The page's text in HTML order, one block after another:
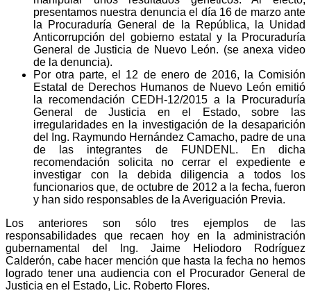
presentamos nuestra denuncia el día 16 de marzo ante
la Procuraduría General de la República, la Unidad
Anticorrupción del gobierno estatal y la Procuraduría
General de Justicia de Nuevo León. (se anexa video
de la denuncia).
Por otra parte, el 12 de enero de 2016, la Comisión
Estatal de Derechos Humanos de Nuevo León emitió
la recomendación CEDH-12/2015 a la Procuraduría
General de Justicia en el Estado, sobre las
irregularidades en la investigación de la desaparición
del Ing. Raymundo Hernández Camacho, padre de una
de las integrantes de FUNDENL. En dicha
recomendación solicita no cerrar el expediente e
investigar con la debida diligencia a todos los
funcionarios que, de octubre de 2012 a la fecha, fueron
y han sido responsables de la Averiguación Previa.
Los anteriores son sólo tres ejemplos de las
responsabilidades que recaen hoy en la administración
gubernamental del Ing. Jaime Heliodoro Rodríguez
Calderón, cabe hacer mención que hasta la fecha no hemos
logrado tener una audiencia con el Procurador General de
Justicia en el Estado, Lic. Roberto Flores.